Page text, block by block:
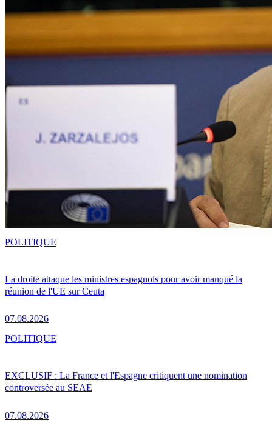
La droite attaque les ministres espagnols pour avoir manqué la
réunion de l'UE sur Ceuta
07.08.2026
POLITIQUE
EXCLUSIF : La France et l'Espagne critiquent une nomination
controversée au SEAE
07.08.2026
POLITIQUE